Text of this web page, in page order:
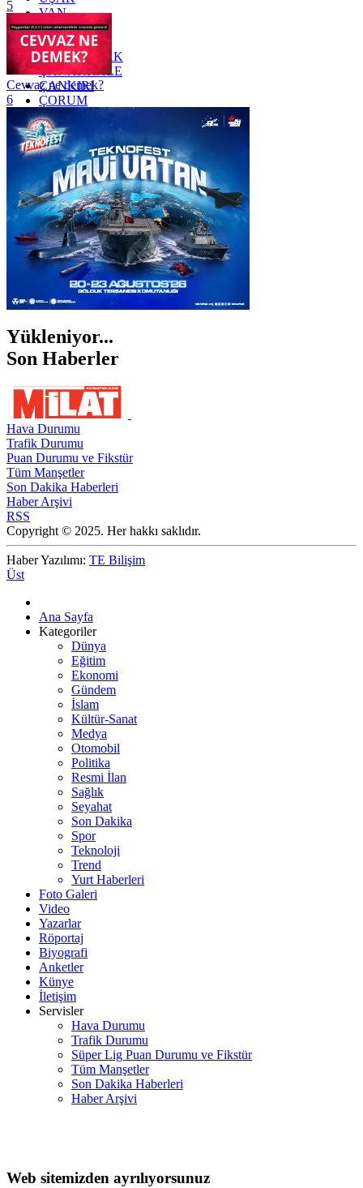
VAN
YALOVA
YOZGAT
ZONGULDAK
ÇANAKKALE
ÇANKIRI
ÇORUM
İSTANBUL
İZMİR
ŞANLIURFA
ŞIRNAK
5
Cevvaz ne demek?
6
Yükleniyor...
Son Haberler
Hava Durumu
Trafik Durumu
Puan Durumu ve Fikstür
Tüm Manşetler
Son Dakika Haberleri
Haber Arşivi
RSS
Copyright © 2025. Her hakkı saklıdır.
Haber Yazılımı: TE Bilişim
Üst
Ana Sayfa
Kategoriler
Dünya
Eğitim
Ekonomi
Gündem
İslam
Kültür-Sanat
Medya
Otomobil
Politika
Resmi İlan
Sağlık
Seyahat
Son Dakika
Spor
Teknoloji
Trend
Yurt Haberleri
Foto Galeri
Video
Yazarlar
Röportaj
Biyografi
Anketler
Künye
İletişim
Servisler
Hava Durumu
Trafik Durumu
Süper Lig Puan Durumu ve Fikstür
Tüm Manşetler
Son Dakika Haberleri
Haber Arşivi
Web sitemizden ayrılıyorsunuz